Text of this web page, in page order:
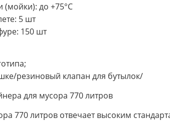
(мойки): до +75°С
5 шт
150 шт
резиновый клапан для бутылок/
для мусора 770 литров
770 литров отвечает высоким